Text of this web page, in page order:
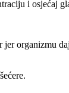
i osjećaj
organizmu